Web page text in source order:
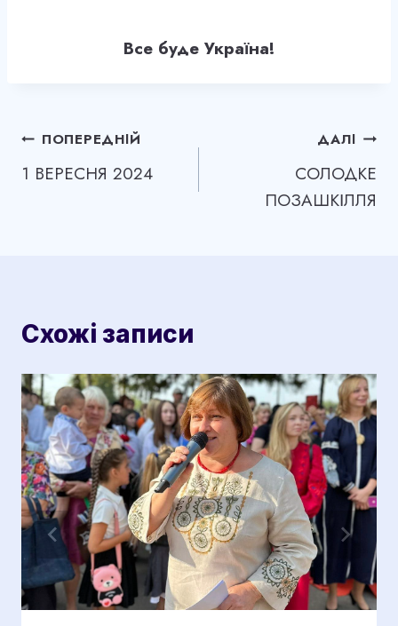
Все буде Україна!
Навігація
записів
ПОПЕРЕДНІЙ
1 ВЕРЕСНЯ 2024
ДАЛІ
СОЛОДКЕ
ПОЗАШКІЛЛЯ
Схожі записи